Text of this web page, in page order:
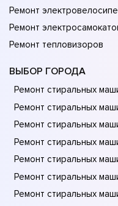
Ремонт
Ремонт
Ремонт тепловизоров
ВЫБОР ГОРОДА
Ремонт стиральных
Ремонт стиральных
Ремонт стиральных
Ремонт стиральных
Ремонт стиральных
Ремонт стиральных
Ремонт стиральных